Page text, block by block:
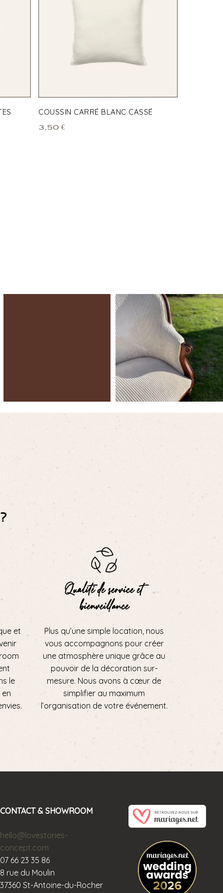
COUSSIN CARRÉ BLANC CASSÉ
3,50€
et
le
Qualité de service et
bienveillance
Plus qu’une simple location, nous
vous accompagnons pour créer
une atmosphère unique grâce au
pouvoir de la décoration sur-
mesure. Nous avons à cœur de
simplifier au maximum
l’organisation de votre événement.
CONTACT & SHOWROOM
hello@lovestories-
concept.com
07 66 23 35 86
8 rue du Moulin
37360 St-Antoine-du-Rocher